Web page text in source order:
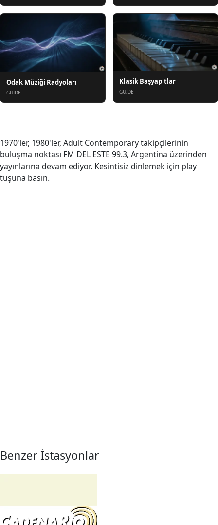
Odak Müziği Radyoları
GUIDE
Klasik Başyapıtlar
GUIDE
1970'ler, 1980'ler, Adult Contemporary takipçilerinin
buluşma noktası FM DEL ESTE 99.3, Argentina üzerinden
yayınlarına devam ediyor. Kesintisiz dinlemek için play
tuşuna basın.
Benzer İstasyonlar